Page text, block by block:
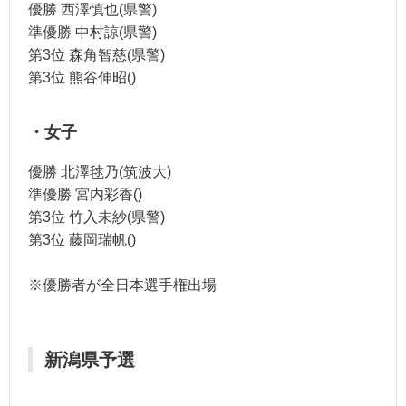
優勝 西澤慎也(県警)
準優勝 中村諒(県警)
第3位 森角智慈(県警)
第3位 熊谷伸昭()
・女子
優勝 北澤毬乃(筑波大)
準優勝 宮内彩香()
第3位 竹入未紗(県警)
第3位 藤岡瑞帆()
※優勝者が全日本選手権出場
新潟県予選